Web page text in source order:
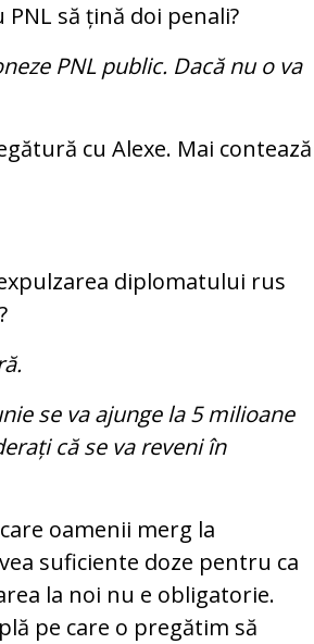
să țină doi penali?
PNL public. Dacă nu o va
cu Alexe. Mai contează
diplomatului rus
se va ajunge la 5 milioane
că se va reveni în
oamenii merg la
suficiente doze pentru ca
la noi nu e obligatorie.
pe care o pregătim să